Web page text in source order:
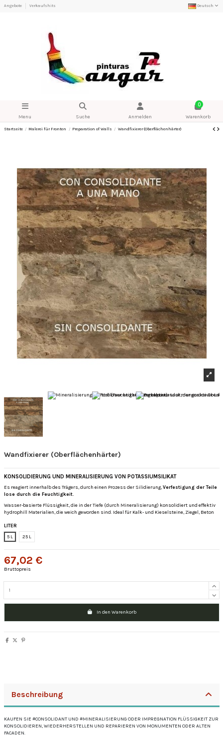
Angebote Verkaufshits Deutsch
Menu Suche Anmelden
0
Warenkorb
Startseite Malerei für Fronten Preparation of Walls Wandfixierer (Oberflächenhärter)
Wandfixierer (Oberflächenhärter)
KONSOLIDIERUNG UND MINERALISIERUNG VON POTASSIUMSILIKAT
Es reagiert innerhalb des Trägers, durch einen Prozess der Silidierung,Verfestigung der Teile
lose durch die Feuchtigkeit.
Wasser-basierte Flüssigkeit, die in der Tiefe (durch Mineralisierung) konsolidiert und effektiv
hydrophill Materialien, die weich geworden sind. Ideal für Kalk- und Kieselsteine, Ziegel, Beton
LITER
5 L
25 L
67,02 €
Bruttopreis
In den Warenkorb
Beschreibung
KAUFEN SIE #CONSOLIDANT UND #MINERALISIERUNG ODER IMPREGNATION FLÜSSIGKEIT ZUR
KONSOLIDIEREN, WIEDERHERSTELLEN UND REPARIEREN VON MONUMENTEN ODER ALTEN
FACADEN.